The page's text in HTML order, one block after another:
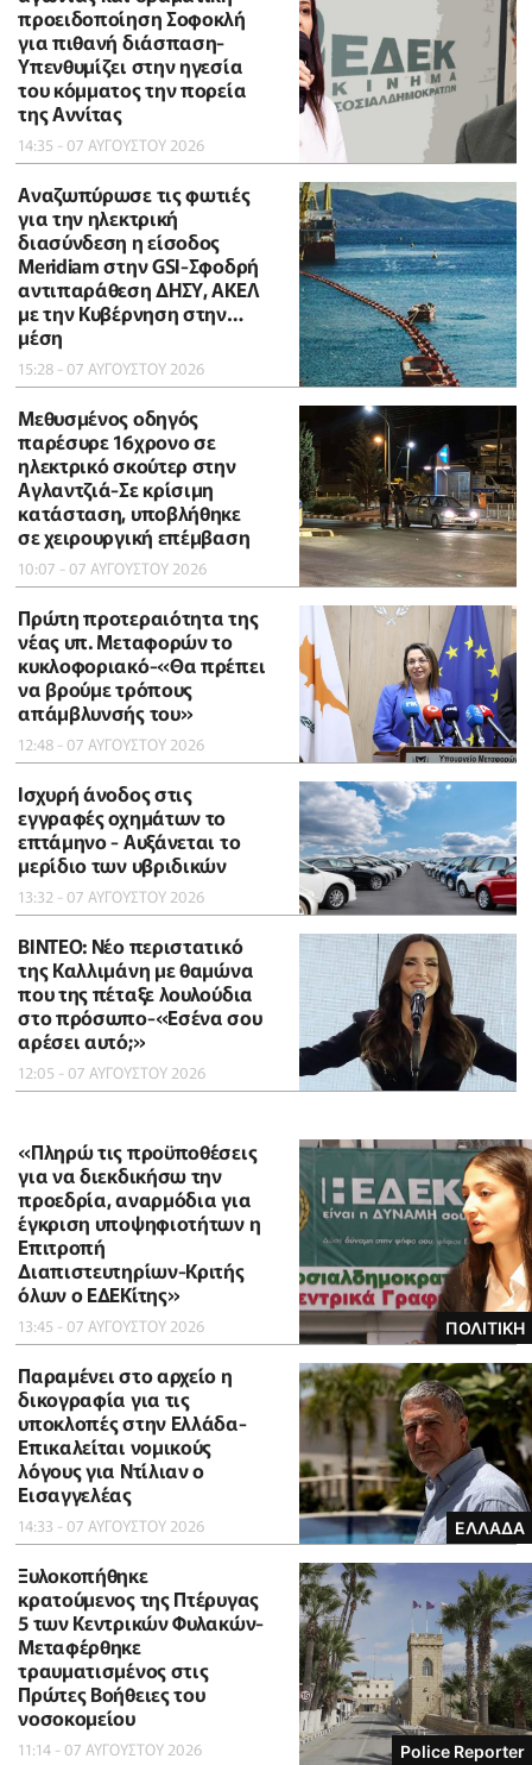
προειδοποίηση Σοφοκλή
για πιθανή διάσπαση-
Υπενθυμίζει στην ηγεσία
του κόμματος την πορεία
της Αννίτας
14:35 - 07 ΑΥΓΟΥΣΤΟΥ 2026
Αναζωπύρωσε τις φωτιές
για την ηλεκτρική
διασύνδεση η είσοδος
Meridiam στην GSI-Σφοδρή
αντιπαράθεση ΔΗΣΥ, ΑΚΕΛ
με την Κυβέρνηση στην…
μέση
15:28 - 07 ΑΥΓΟΥΣΤΟΥ 2026
Μεθυσμένος οδηγός
παρέσυρε 16χρονο σε
ηλεκτρικό σκούτερ στην
Αγλαντζιά-Σε κρίσιμη
κατάσταση, υποβλήθηκε
σε χειρουργική επέμβαση
10:07 - 07 ΑΥΓΟΥΣΤΟΥ 2026
Πρώτη προτεραιότητα της
νέας υπ. Μεταφορών το
κυκλοφοριακό-«Θα πρέπει
να βρούμε τρόπους
απάμβλυνσής του»
12:48 - 07 ΑΥΓΟΥΣΤΟΥ 2026
Ισχυρή άνοδος στις
εγγραφές οχημάτων το
επτάμηνο - Αυξάνεται το
μερίδιο των υβριδικών
13:32 - 07 ΑΥΓΟΥΣΤΟΥ 2026
BINTEO: Νέο περιστατικό
της Καλλιμάνη με θαμώνα
που της πέταξε λουλούδια
στο πρόσωπο-«Εσένα σου
αρέσει αυτό;»
12:05 - 07 ΑΥΓΟΥΣΤΟΥ 2026
ΠΟΛΙΤΙΚΗ
«Πληρώ τις προϋποθέσεις
για να διεκδικήσω την
προεδρία, αναρμόδια για
έγκριση υποψηφιοτήτων η
Επιτροπή
Διαπιστευτηρίων-Κριτής
όλων ο ΕΔΕΚίτης»
13:45 - 07 ΑΥΓΟΥΣΤΟΥ 2026
ΕΛΛΑΔΑ
Παραμένει στο αρχείο η
δικογραφία για τις
υποκλοπές στην Ελλάδα-
Επικαλείται νομικούς
λόγους για Ντίλιαν ο
Εισαγγελέας
14:33 - 07 ΑΥΓΟΥΣΤΟΥ 2026
Police Reporter
Ξυλοκοπήθηκε
κρατούμενος της Πτέρυγας
5 των Κεντρικών Φυλακών-
Μεταφέρθηκε
τραυματισμένος στις
Πρώτες Βοήθειες του
νοσοκομείου
11:14 - 07 ΑΥΓΟΥΣΤΟΥ 2026